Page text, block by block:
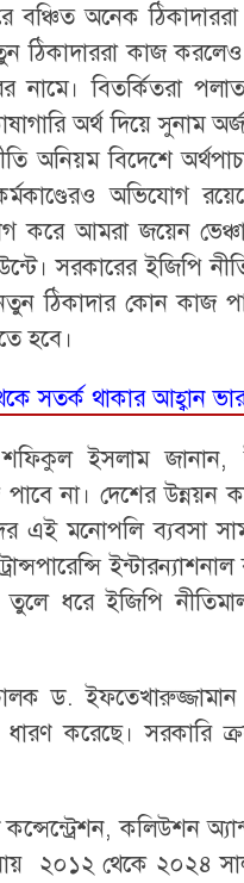
বঞ্চিত অনেক
ঠিকাদাররা কাজ
নামে। বিতর্কিতরা
অর্থ দিয়ে সুনাম
অনিয়ম বিদেশে
অভিযোগ
করে আমরা জয়েন
সরকারের ইজিপি
ঠিকাদার কোন কাজ
হবে।
সতর্ক থাকার আহ্বান
শফিকুল ইসলাম
পাবে না। দেশের
এই মনোপলি ব্যবসা
তুলে ধরে ইজিপি
ড.
ধারণ করেছে। সরকারি
কন্সেন্ট্রেশন, কলিউশন
২০১২ থেকে ২০২৪